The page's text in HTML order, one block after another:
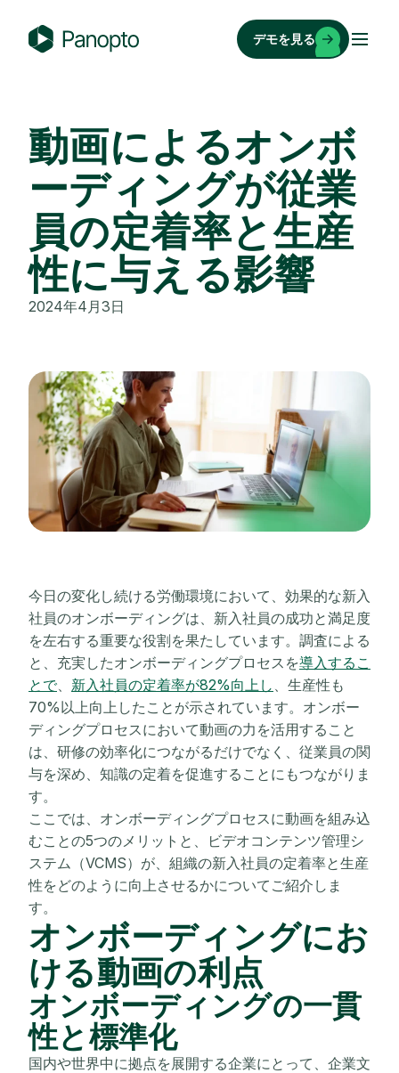
o
p
o
デモを見る
動画によるオンボ
ーディングが従業
員の定着率と生産
性に与える影響
2024年4月3日
今日の変化し続ける労働環境において、効果的な新入
社員のオンボーディングは、新入社員の成功と満足度
を左右する重要な役割を果たしています。調査による
と、充実したオンボーディングプロセスを導入するこ
とで、 新入社員の定着率が82%向上し 、生産性も
70%以上向上したことが示されています。オンボー
ディングプロセスにおいて動画の力を活用すること
は、研修の効率化につながるだけでなく、従業員の関
与を深め、知識の定着を促進することにもつながりま
す。
ここでは、オンボーディングプロセスに動画を組み込
むことの5つのメリットと、ビデオコンテンツ管理シ
ステム（VCMS）が、組織の新入社員の定着率と生産
性をどのように向上させるかについてご紹介しま
す。
オンボーディングにお
ける動画の利点
オンボーディングの一貫
性と標準化
国内や世界中に拠点を展開する企業にとって、企業文